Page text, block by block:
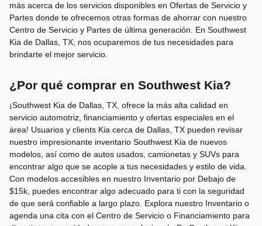
más acerca de los servicios disponibles en Ofertas de Servicio y
Partes donde te ofrecemos otras formas de ahorrar con nuestro
Centro de Servicio y Partes de última generación. En Southwest
Kia de Dallas, TX, nos ocuparemos de tus necesidades para
brindarte el mejor servicio.
¿Por qué comprar en Southwest Kia?
¡Southwest Kia de Dallas, TX, ofrece la más alta calidad en
servicio automotriz, financiamiento y ofertas especiales en el
área! Usuarios y clients Kia cerca de Dallas, TX pueden revisar
nuestro impresionante inventario Southwest Kia de nuevos
modelos, así como de autos usados, camionetas y SUVs para
encontrar algo que se acople a tus necesidades y estilo de vida.
Con modelos accesibles en nuestro Inventario por Debajo de
$15k, puedes encontrar algo adecuado para ti con la seguridad
de que será confiable a largo plazo. Explora nuestro Inventario o
agenda una cita con el Centro de Servicio o Financiamiento para